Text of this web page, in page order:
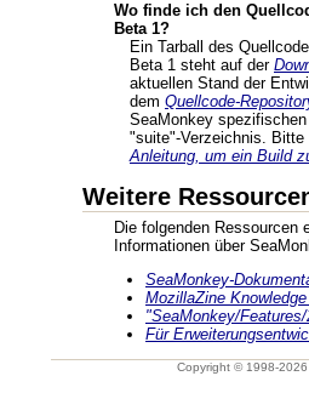
Wo finde ich den
Beta 1?
Ein Tarball des
Beta 1 steht auf der
aktuellen Stand der
dem Quellcode-
SeaMonkey
"suite"-Verzeichnis. Bitte
Anleitung, um ein Build
Weitere
Die folgenden Ressourcen
Informationen über
SeaMonkey-
MozillaZine
"SeaMonkey/
Für
Copyright © 1998-